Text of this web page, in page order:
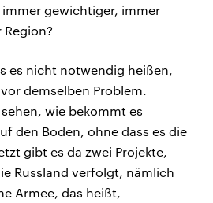
immer gewichtiger, immer
es nicht notwendig heißen,
demselben Problem.
wie bekommt es
den Boden, ohne dass es die
gibt es da zwei Projekte,
Russland verfolgt, nämlich
Armee, das heißt,